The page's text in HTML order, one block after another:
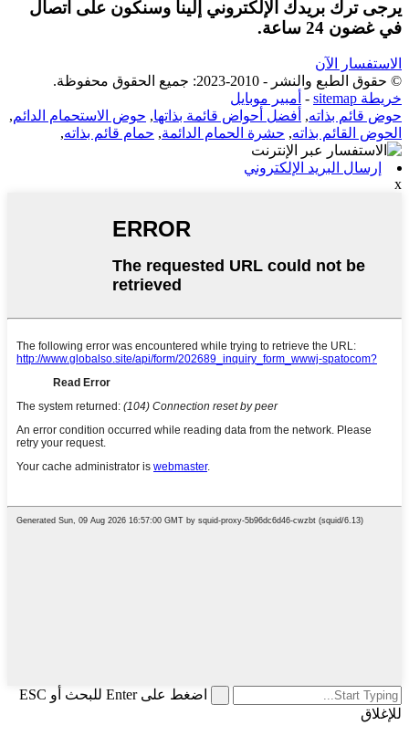
يرجى ترك بريدك الإلكتروني إلينا وسنكون على اتصال
في غضون 24 ساعة.
الاستفسار الآن
© حقوق الطبع والنشر - 2010-2023: جميع الحقوق محفوظة.
خريطة sitemap
- أمبير موبايل
حوض قائم بذاته, أفضل أحواض قائمة بذاتها, حوض الاستحمام الدائم,
الحوض القائم بذاته, حشرة الحمام الدائمة, حمام قائم بذاته,
إرسال البريد الإلكتروني
x
اضغط على Enter للبحث أو ESC
للإغلاق